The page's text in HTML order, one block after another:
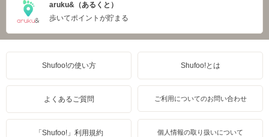
aruku&（あるくと）
歩いてポイントが貯まる
Shufoo!の使い方 Shufoo!とは
よくあるご質問 ご利用についてのお問い合わせ
「Shufoo!」利用規約 個人情報の取り扱いについて